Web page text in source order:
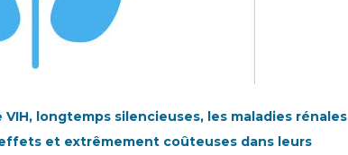
longtemps silencieuses, les maladies rénales
et extrêmement coûteuses dans leurs